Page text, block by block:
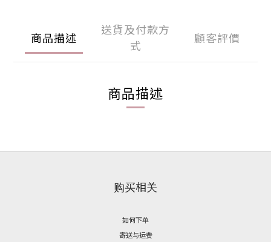
商品描述
送貨及付款方
式
顧客評價
商品描述
购买相关
如何下单
寄送与运费